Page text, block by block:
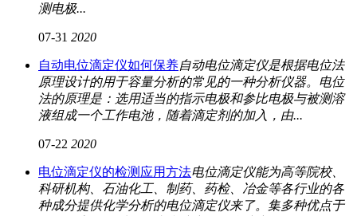
测电极...
07-31 2020
自动电位滴定仪如何保养自动电位滴定仪是根据电位法
原理设计的用于容量分析的常见的一种分析仪器。电位
法的原理是：选用适当的指示电极和参比电极与被测溶
液组成一个工作电池，随着滴定剂的加入，由...
07-22 2020
电位滴定仪的检测应用方法电位滴定仪能为高等院校、
科研机构、石油化工、制药、药检、冶金等各行业的各
种成分提供化学分析的电位滴定仪来了。集多种优点于